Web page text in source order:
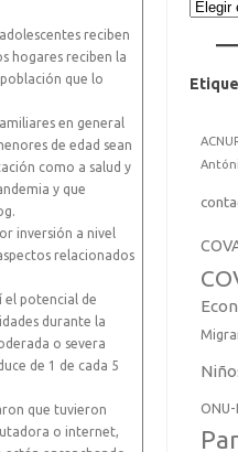
reciben
hogares reciben la
que lo
en general
de edad sean
como a salud y
y que
inversión a nivel
relacionados
el potencial de
durante la
o severa
de 1 de cada 5
que tuvieron
o internet,
ONU-